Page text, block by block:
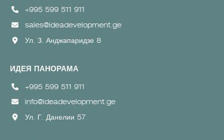
+995 599 511 911
sales@ideadevelopment.ge
Ул. З. Анджапаридзе 8
ИДЕЯ ПАНОРАМА
+995 599 511 911
info@ideadevelopment.ge
Ул. Г. Данелии 57